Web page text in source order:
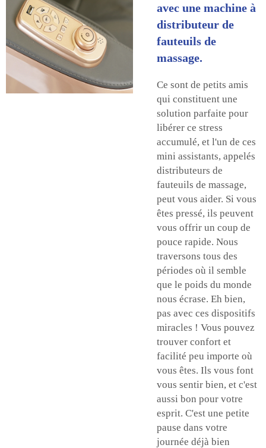
avec une machine à
distributeur de
fauteuils de
massage.
Ce sont de petits amis
qui constituent une
solution parfaite pour
libérer ce stress
accumulé, et l'un de ces
mini assistants, appelés
distributeurs de
fauteuils de massage,
peut vous aider. Si vous
êtes pressé, ils peuvent
vous offrir un coup de
pouce rapide. Nous
traversons tous des
périodes où il semble
que le poids du monde
nous écrase. Eh bien,
pas avec ces dispositifs
miracles ! Vous pouvez
trouver confort et
facilité peu importe où
vous êtes. Ils vous font
vous sentir bien, et c'est
aussi bon pour votre
esprit. C'est une petite
pause dans votre
journée déjà bien